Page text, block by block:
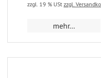
zzgl. 19 % USt zzgl.
mehr...